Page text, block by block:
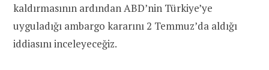
kaldırmasının ardından ABD’nin Türkiye’ye
uyguladığı ambargo kararını 2 Temmuz’da aldığı
iddiasını inceleyeceğiz.